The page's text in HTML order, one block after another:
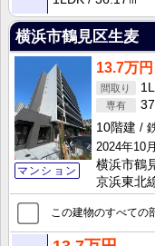
横浜市鶴見区生麦
マンション
13.7万円
10階建
2024年10月
横浜市鶴
京浜東北
この建物のすべての